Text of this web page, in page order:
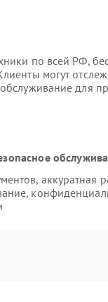
по всей РФ,
могут
для
аккуратная